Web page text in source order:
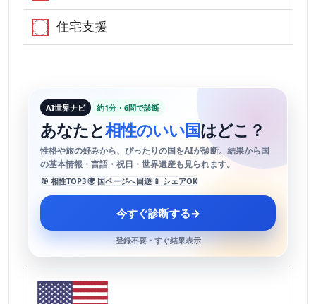
住宅支援
AI世界ナビ 約1分・6問で診断
あなたと相性のいい国はどこ？
性格や旅の好みから、ぴったりの国をAIが診断。結果から国
の基本情報・言語・祝日・世界遺産も見られます。
🎯 相性TOP3🌍 国ページへ回遊 📱 シェアOK
今すぐ診断する→
登録不要・すぐ結果表示